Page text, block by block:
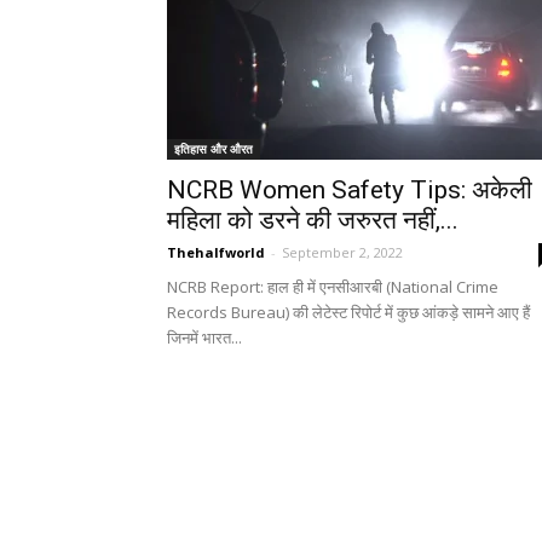
इतिहास और औरत
NCRB Women Safety Tips: अकेली
महिला को डरने की जरुरत नहीं,...
Thehalfworld - September 2, 2022
NCRB Report: हाल ही में एनसीआरबी (National Crime
Records Bureau) की लेटेस्ट रिपोर्ट में कुछ आंकड़े सामने आए हैं
जिनमें भारत...